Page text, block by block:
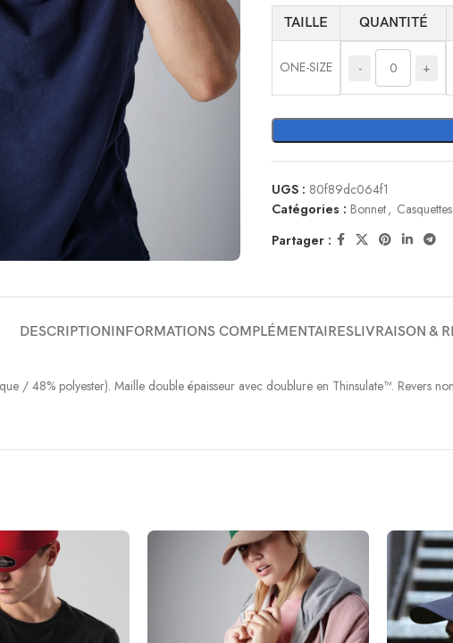
TAILLE QUANTITÉ
ONE-SIZE - +
UGS : 80f89dc064f1
Catégories : Bonnet, Casquettes
Partager :
DESCRIPTIONINFORMATIONS COMPLÉMENTAIRESLIVRAISON &
/ 48% polyester). Maille double épaisseur avec doublure en Thinsulate™. Revers